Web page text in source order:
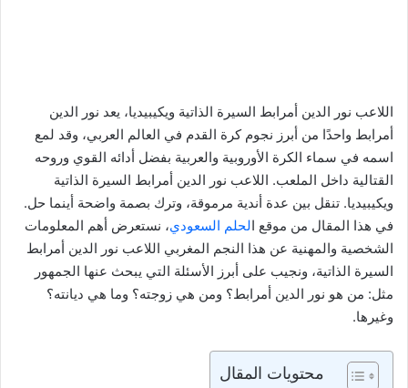
اللاعب نور الدين أمرابط السيرة الذاتية ويكيبيديا، يعد نور الدين
أمرابط واحدًا من أبرز نجوم كرة القدم في العالم العربي، وقد لمع
اسمه في سماء الكرة الأوروبية والعربية بفضل أدائه القوي وروحه
القتالية داخل الملعب. اللاعب نور الدين أمرابط السيرة الذاتية
ويكيبيديا. تنقل بين عدة أندية مرموقة، وترك بصمة واضحة أينما حل.
في هذا المقال من موقع الحلم السعودي، نستعرض أهم المعلومات
الشخصية والمهنية عن هذا النجم المغربي اللاعب نور الدين أمرابط
السيرة الذاتية، ونجيب على أبرز الأسئلة التي يبحث عنها الجمهور
مثل: من هو نور الدين أمرابط؟ ومن هي زوجته؟ وما هي ديانته؟
وغيرها.
محتويات المقال